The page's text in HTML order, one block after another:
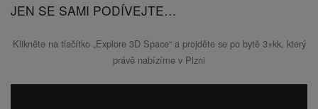
JEN SE SAMI PODÍVEJTE…
Klikněte na tlačítko „Explore 3D Space“ a projděte se po bytě 3+kk, který
právě nabízíme v Plzni